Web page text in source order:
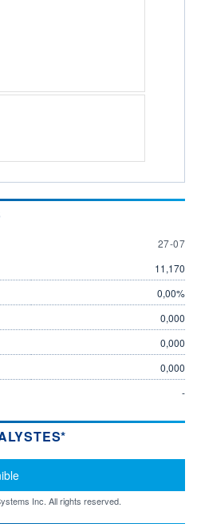
+ PORTEFEUILLE + LISTE
27 JULY
27-07
11,170
0,00%
0,000
0,000
0,000
-
Inc. All rights reserved.